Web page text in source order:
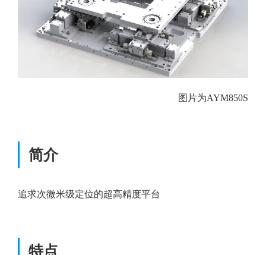
图片为AYM850S
简介
追求次微米级定位的超高精度平台
特点